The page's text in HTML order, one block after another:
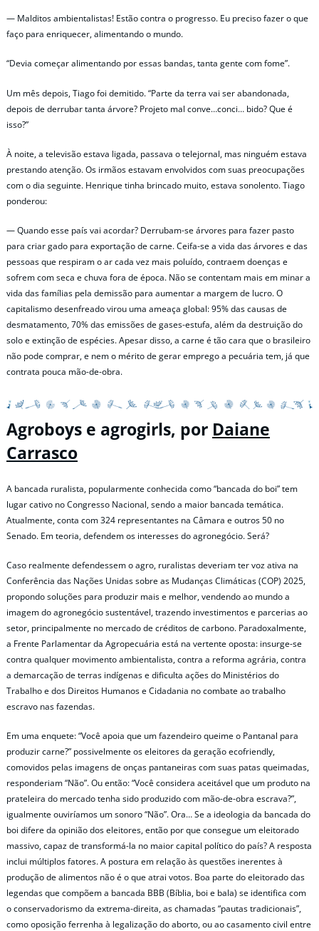
— Malditos ambientalistas! Estão contra o progresso. Eu preciso fazer o que
faço para enriquecer, alimentando o mundo.
“Devia começar alimentando por essas bandas, tanta gente com fome”.
Um mês depois, Tiago foi demitido. “Parte da terra vai ser abandonada,
depois de derrubar tanta árvore? Projeto mal conve…conci… bido? Que é
isso?”
À noite, a televisão estava ligada, passava o telejornal, mas ninguém estava
prestando atenção. Os irmãos estavam envolvidos com suas preocupações
com o dia seguinte. Henrique tinha brincado muito, estava sonolento. Tiago
ponderou:
— Quando esse país vai acordar? Derrubam-se árvores para fazer pasto
para criar gado para exportação de carne. Ceifa-se a vida das árvores e das
pessoas que respiram o ar cada vez mais poluído, contraem doenças e
sofrem com seca e chuva fora de época. Não se contentam mais em minar a
vida das famílias pela demissão para aumentar a margem de lucro. O
capitalismo desenfreado virou uma ameaça global: 95% das causas de
desmatamento, 70% das emissões de gases-estufa, além da destruição do
solo e extinção de espécies. Apesar disso, a carne é tão cara que o brasileiro
não pode comprar, e nem o mérito de gerar emprego a pecuária tem, já que
contrata pouca mão-de-obra.
Agroboys e agrogirls, por Daiane
Carrasco
A bancada ruralista, popularmente conhecida como “bancada do boi” tem
lugar cativo no Congresso Nacional, sendo a maior bancada temática.
Atualmente, conta com 324 representantes na Câmara e outros 50 no
Senado. Em teoria, defendem os interesses do agronegócio. Será?
Caso realmente defendessem o agro, ruralistas deveriam ter voz ativa na
Conferência das Nações Unidas sobre as Mudanças Climáticas (COP) 2025,
propondo soluções para produzir mais e melhor, vendendo ao mundo a
imagem do agronegócio sustentável, trazendo investimentos e parcerias ao
setor, principalmente no mercado de créditos de carbono. Paradoxalmente,
a Frente Parlamentar da Agropecuária está na vertente oposta: insurge-se
contra qualquer movimento ambientalista, contra a reforma agrária, contra
a demarcação de terras indígenas e dificulta ações do Ministérios do
Trabalho e dos Direitos Humanos e Cidadania no combate ao trabalho
escravo nas fazendas.
Em uma enquete: “Você apoia que um fazendeiro queime o Pantanal para
produzir carne?” possivelmente os eleitores da geração ecofriendly,
comovidos pelas imagens de onças pantaneiras com suas patas queimadas,
responderiam “Não”. Ou então: “Você considera aceitável que um produto na
prateleira do mercado tenha sido produzido com mão-de-obra escrava?”,
igualmente ouviríamos um sonoro “Não”. Ora… Se a ideologia da bancada do
boi difere da opinião dos eleitores, então por que consegue um eleitorado
massivo, capaz de transformá-la no maior capital político do país? A resposta
inclui múltiplos fatores. A postura em relação às questões inerentes à
produção de alimentos não é o que atrai votos. Boa parte do eleitorado das
legendas que compõem a bancada BBB (Bíblia, boi e bala) se identifica com
o conservadorismo da extrema-direita, as chamadas “pautas tradicionais”,
como oposição ferrenha à legalização do aborto, ou ao casamento civil entre